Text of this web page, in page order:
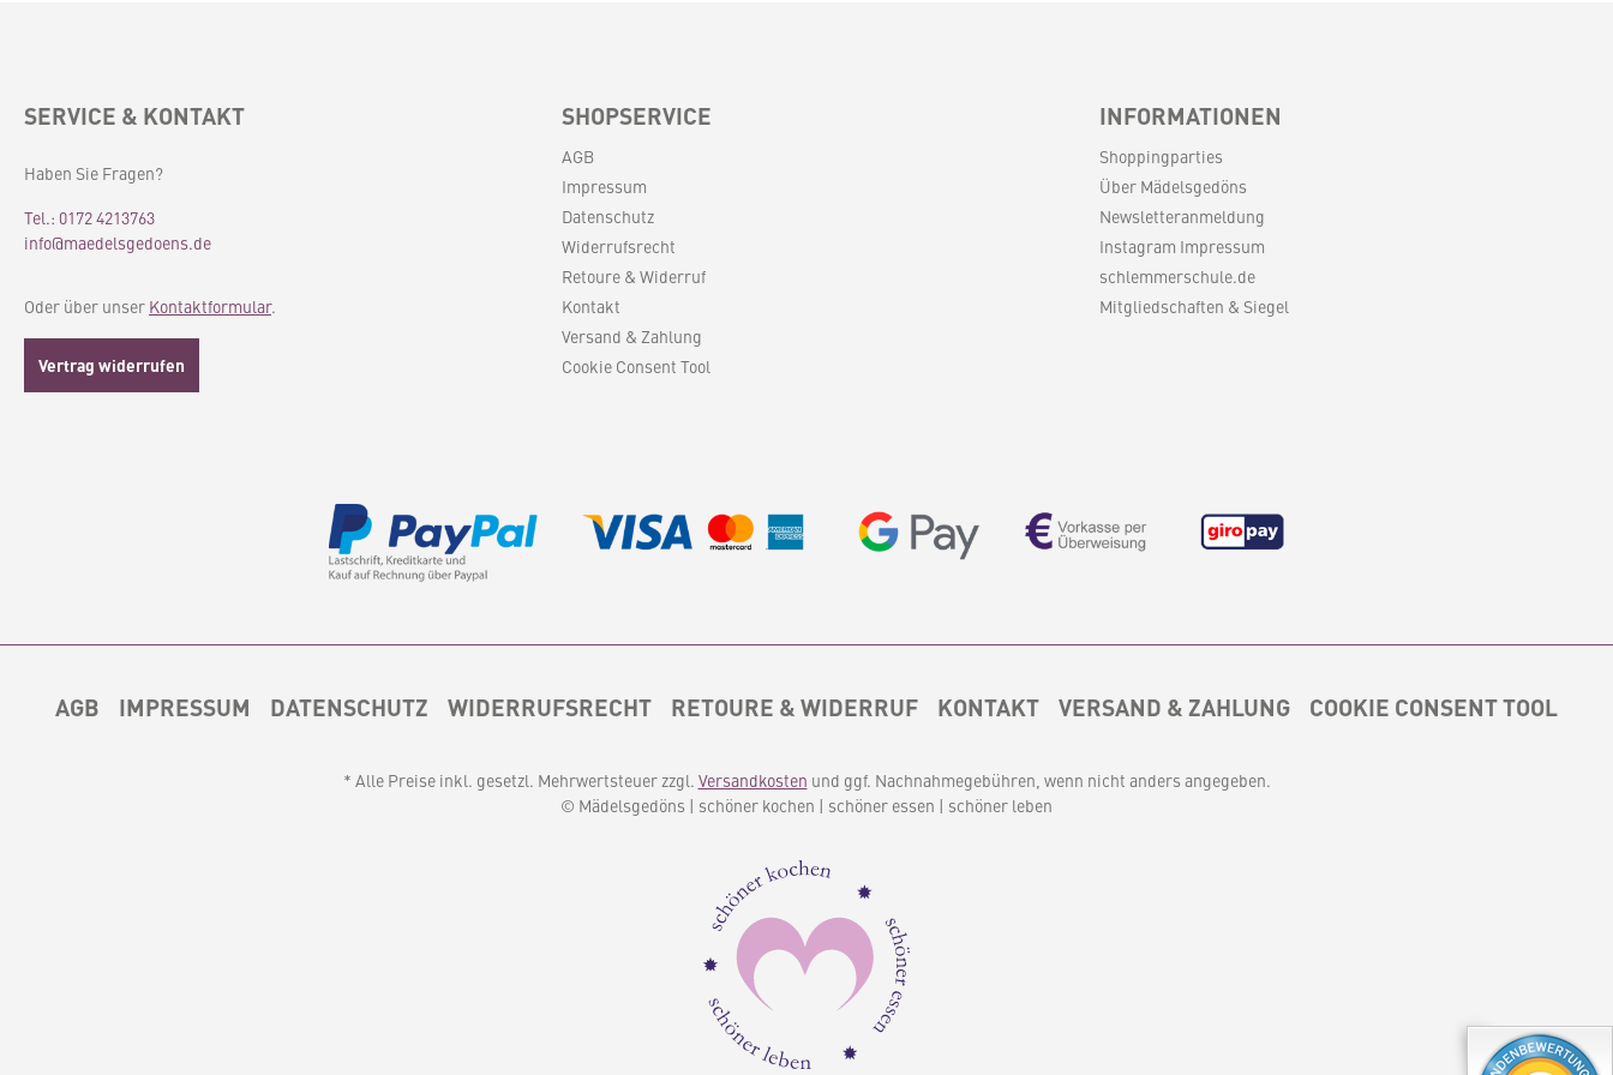
Höhe 20,5 cm,
Material Glas, mundgeblasen
SERVICE & KONTAKT
Haben Sie Fragen?
Tel.: 0172 4213763
info@maedelsgedoens.de
Oder über unser Kontaktformular.
Vertrag widerrufen
SHOPSERVICE
AGB
Impressum
Datenschutz
Widerrufsrecht
Retoure & Widerruf
Kontakt
Versand & Zahlung
Cookie Consent Tool
INFORMATIONEN
Shoppingparties
Über Mädelsgedöns
Newsletteranmeldung
Instagram Impressum
schlemmerschule.de
Mitgliedschaften & Siegel
AGB IMPRESSUM DATENSCHUTZ WIDERRUFSRECHT RETOURE & WIDERRUF KONTAKT VERSAND & ZAHLUNG COOKIE CONSENT TOOL
* Alle Preise inkl. gesetzl. Mehrwertsteuer zzgl. Versandkosten und ggf. Nachnahmegebühren, wenn nicht anders angegeben.
© Mädelsgedöns | schöner kochen | schöner essen | schöner leben